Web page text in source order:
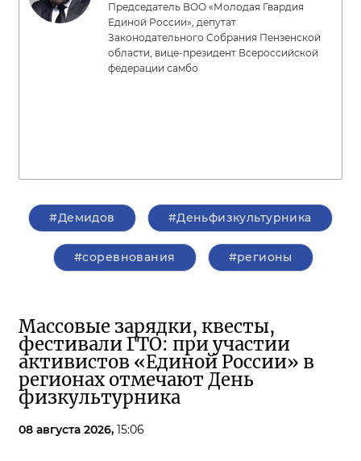
Председатель ВОО «Молодая Гвардия
Единой России», депутат
Законодательного Собрания Пензенской
области, вице-президент Всероссийской
федерации самбо
#Демидов #Деньфизкультурника
#соревнования #регионы
Массовые зарядки, квесты,
фестивали ГТО: при участии
активистов «Единой России» в
регионах отмечают День
физкультурника
08 августа 2026, 15:06